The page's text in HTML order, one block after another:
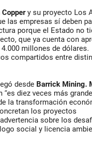
Coppery su proyecto Los
las empresas sí deben
porque el Estado no
que ya cuenta con
millones de dólares.
compartidos entre
desde Barrick Mining.
diez veces más
la transformación
los proyectos
sobre los
social y licencia